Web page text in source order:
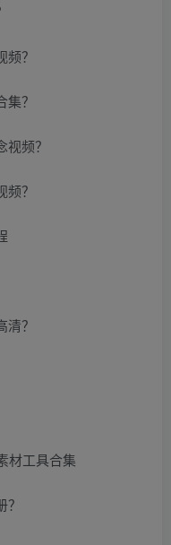
？
？
频？
？
？
材工具合集